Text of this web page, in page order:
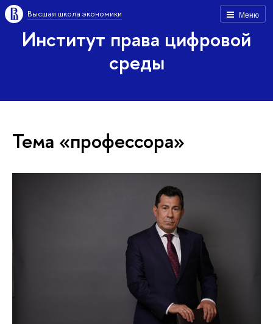
Меню
Высшая школа экономики
Институт права цифровой
среды
Тема «профессора»